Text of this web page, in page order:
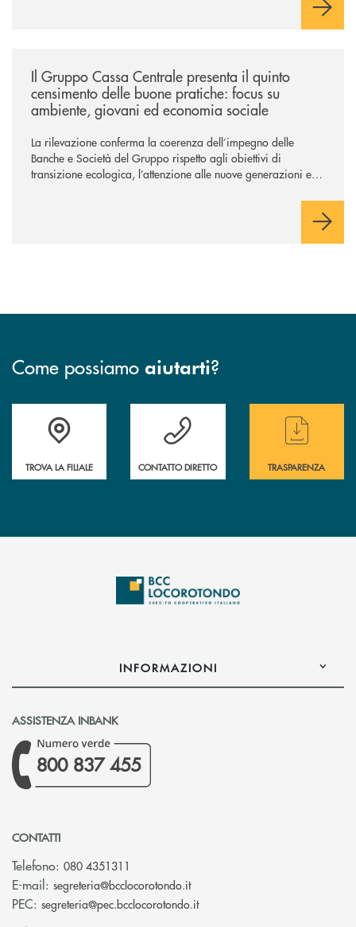
Il Gruppo Cassa Centrale presenta il quinto
censimento delle buone pratiche: focus su
ambiente, giovani ed economia sociale
La rilevazione conferma la coerenza dell’impegno delle
Banche e Società del Gruppo rispetto agli obiettivi di
transizione ecologica, l’attenzione alle nuove generazioni e
attori chiave delle comunità locali. Installate 246 colonnine di
Come possiamo aiutarti?
Accedi all' elenco completo delle filiali
TROVA LA FILIALE
Hai bisogno di assistenza immediata ?
CONTATTO DIRETTO
Hai bisogno di
TRASPARENZA
INFORMAZIONI
ASSISTENZA INBANK
800 837 455
CONTATTI
Telefono: 080 4351311
E-mail: segreteria@bcclocorotondo.it(si apre l’app di posta
PEC: segreteria@pec.bcclocorotondo.it(si apre l’app di posta